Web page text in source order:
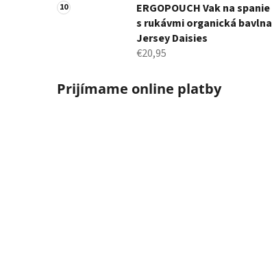
ERGOPOUCH Vak na spanie
s rukávmi organická bavlna
Jersey Daisies
€20,95
Prijímame online platby